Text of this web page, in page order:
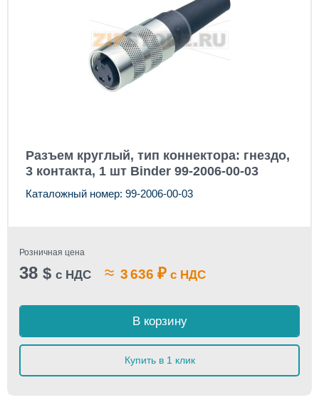
Разъем круглый, тип коннектора: гнездо,
3 контакта, 1 шт Binder 99-2006-00-03
Каталожный номер: 99-2006-00-03
Розничная цена
38 $ с НДС ≈ 3 636 ₽ с НДС
В корзину
Купить в 1 клик